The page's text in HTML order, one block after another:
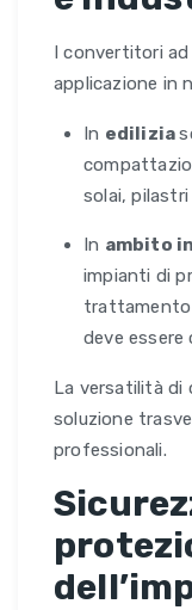
I convertitori
applicazione in
In edilizia
solai,
In ambito
impianti di
trattamento
deve
La versatilità di
soluzione
professionali.